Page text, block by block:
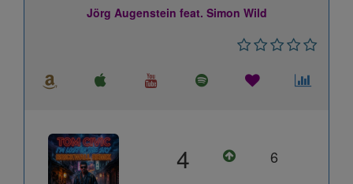
Jörg Augenstein feat. Simon Wild
4 6